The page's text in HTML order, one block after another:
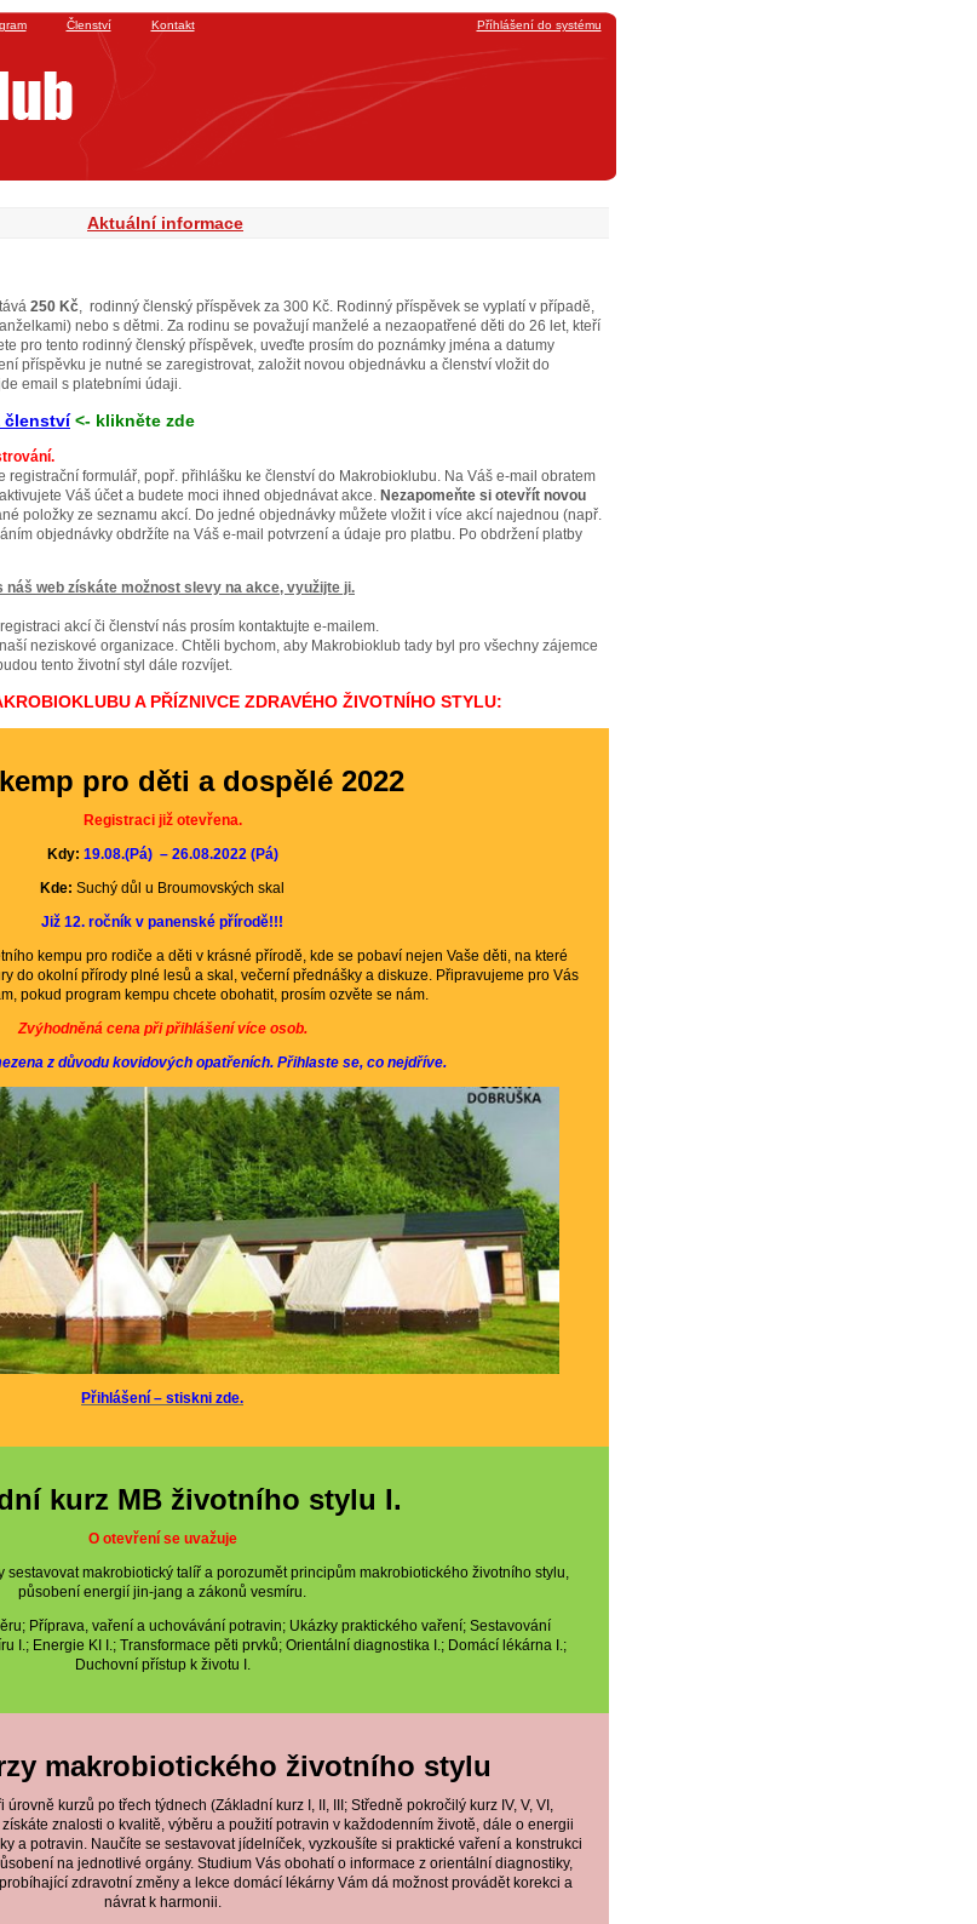
Členství Kontakt Příhlášení do systému
Aktuální informace
250 Kč , rodinný členský příspěvek za 300 Kč. Rodinný příspěvek se vyplatí v případě,
nebo s dětmi. Za rodinu se považují manželé a nezaopatřené děti do 26 let, kteří
pro tento rodinný členský příspěvek, uveďte prosím do poznámky jména a datumy
příspěvku je nutné se zaregistrovat, založit novou objednávku a členství vložit do
email s platebními údaji.
členství <- klikněte zde
registrační formulář, popř. přihlášku ke členství do Makrobioklubu. Na Váš e-mail obratem
Váš účet a budete moci ihned objednávat akce. Nezapomeňte si otevřít novou
položky ze seznamu akcí. Do jedné objednávky můžete vložit i více akcí najednou (např.
objednávky obdržíte na Váš e-mail potvrzení a údaje pro platbu. Po obdržení platby
web získáte možnost slevy na akce, využijte ji.
akcí či členství nás prosím kontaktujte e-mailem.
neziskové organizace. Chtěli bychom, aby Makrobioklub tady byl pro všechny zájemce
tento životní styl dále rozvíjet.
A PŘÍZNIVCE ZDRAVÉHO ŽIVOTNÍHO STYLU:
pro děti a dospělé 2022
Registraci již otevřena.
Kdy: 19.08.(Pá) – 26.08.2022 (Pá)
Kde: Suchý důl u Broumovských skal
Již 12. ročník v panenské přírodě!!!
kempu pro rodiče a děti v krásné přírodě, kde se pobaví nejen Vaše děti, na které
do okolní přírody plné lesů a skal, večerní přednášky a diskuze. Připravujeme pro Vás
pokud program kempu chcete obohatit, prosím ozvěte se nám.
Zvýhodněná cena při přihlášení více osob.
z důvodu kovidových opatřeních. Přihlaste se, co nejdříve.
Přihlášení – stiskni zde.
kurz MB životního stylu I.
O otevření se uvažuje
sestavovat makrobiotický talíř a porozumět principům makrobiotického životního stylu,
působení energií jin-jang a zákonů vesmíru.
Příprava, vaření a uchovávání potravin; Ukázky praktického vaření; Sestavování
I.; Energie KI I.; Transformace pěti prvků; Orientální diagnostika I.; Domácí lékárna I.;
Duchovní přístup k životu I.
makrobiotického životního stylu
kurzů po třech týdnech (Základní kurz I, II, III; Středně pokročilý kurz IV, V, VI,
získáte znalosti o kvalitě, výběru a použití potravin v každodenním životě, dále o energii
a potravin. Naučíte se sestavovat jídelníček, vyzkoušíte si praktické vaření a konstrukci
na jednotlivé orgány. Studium Vás obohatí o informace z orientální diagnostiky,
zdravotní změny a lekce domácí lékárny Vám dá možnost provádět korekci a
návrat k harmonii.